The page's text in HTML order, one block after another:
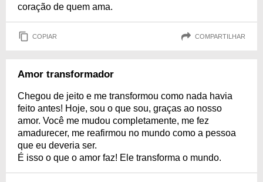
coração de quem ama.
COPIAR COMPARTILHAR
Amor transformador
Chegou de jeito e me transformou como nada havia
feito antes! Hoje, sou o que sou, graças ao nosso
amor. Você me mudou completamente, me fez
amadurecer, me reafirmou no mundo como a pessoa
que eu deveria ser.
É isso o que o amor faz! Ele transforma o mundo.